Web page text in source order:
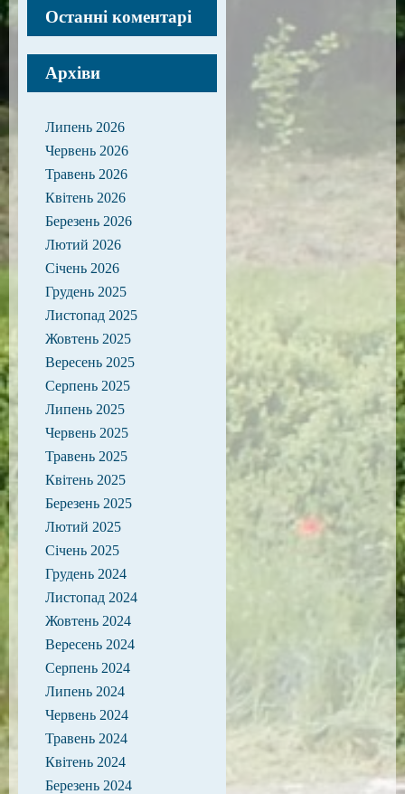
Останні коментарі
Архіви
Липень 2026
Червень 2026
Травень 2026
Квітень 2026
Березень 2026
Лютий 2026
Січень 2026
Грудень 2025
Листопад 2025
Жовтень 2025
Вересень 2025
Серпень 2025
Липень 2025
Червень 2025
Травень 2025
Квітень 2025
Березень 2025
Лютий 2025
Січень 2025
Грудень 2024
Листопад 2024
Жовтень 2024
Вересень 2024
Серпень 2024
Липень 2024
Червень 2024
Травень 2024
Квітень 2024
Березень 2024